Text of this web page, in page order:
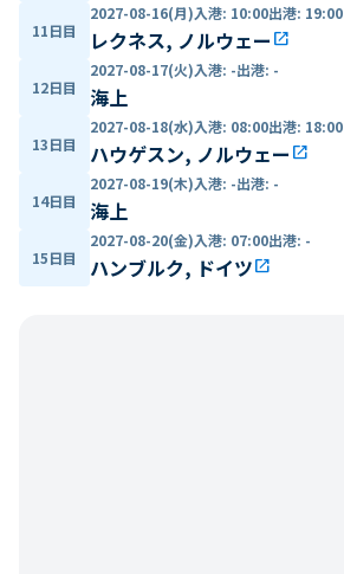
11日目
2027-08-16(月)入港: 10:00出港: 19:00
レクネス, ノルウェー open_in_new
12日目
2027-08-17(火)入港: -出港: -
海上
13日目
2027-08-18(水)入港: 08:00出港: 18:00
ハウゲスン, ノルウェー open_in_new
14日目
2027-08-19(木)入港: -出港: -
海上
15日目
2027-08-20(金)入港: 07:00出港: -
ハンブルク, ドイツopen_in_new